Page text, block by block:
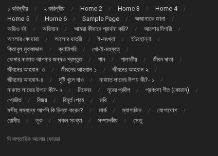
১ করিন্থীয় ২ করিন্থীয় Home 2 Home 3
Home 4
Home 5
Home 6 Sample Page
অজানাকে জানা
অডিও বই
অভিযান আমরা কীভাবে প্রার্থনা করি?
আলোর দিশারী
আলোর ফোয়ারা
আলোর যাত্রী ই-সংখ্যা
ইউহোন্না
কিতাবুল মুক্কাদ্দাস
ক্যাটাগরি
খো-ই-মহব্বত্
খোদার নাজাত আপনার জন্যও প্রস্তুত
গান গালাতীয়
জীবন দাতা
জীবনের আহবান- ৩
জীবনের আহবান-১
জীবনের আহবান-২
জীবনের আহবান-৪
দৃষ্টি খুলে দাও
নাজাত লাভের উপায় কী?- ১
নাজাত লাভের উপায় কী?- ২
নিবেদন নূরের প্রদীপ
প্রশংসা গীত (কোরাস্)
প্রেরিত
বিজয় বিমূর্ত প্রেম
মথি
মসীহ্ সম্বন্ধে আপনি কি চিন্তা করেন?
মার্ক ম্যাগাজিন
যোগাযোগ
রোমীয়
লূক সকল সংখ্যা সম্পাদকীয় সেতু
দি সাপ্তাহিক আলোর ফোয়ারা